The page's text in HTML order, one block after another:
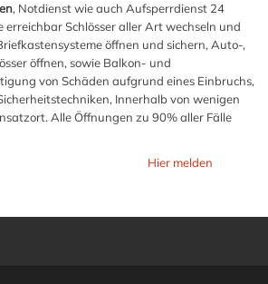
, Notdienst wie auch Aufsperrdienst 24
erreichbar Schlösser aller Art wechseln und
öffnen und sichern, Auto-,
öffnen, sowie Balkon- und
von Schäden aufgrund eines Einbruchs,
Innerhalb von wenigen
Alle Öffnungen zu 90% aller Fälle
Hier melden